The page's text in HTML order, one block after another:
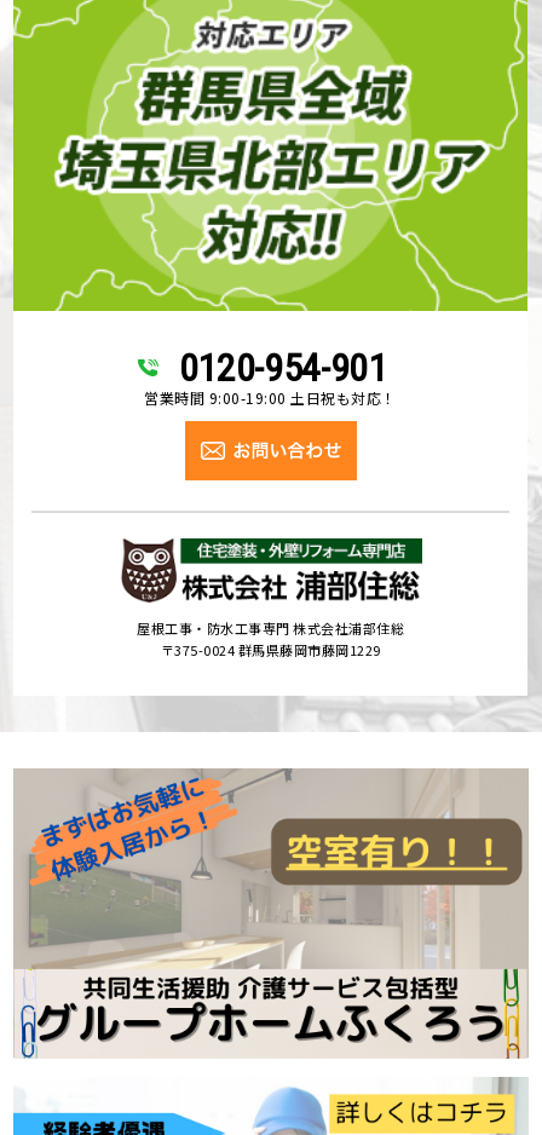
0120-954-901
営業時間 9:00-19:00 土日祝も対応！
屋根工事・防水工事専門 株式会社浦部住総
〒375-0024 群馬県藤岡市藤岡1229